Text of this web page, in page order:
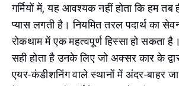
गर्मियों में, यह आवश्यक नहीं होता कि हम तब
प्यास लगती है। नियमित तरल पदार्थ का
रोकथाम में एक महत्वपूर्ण हिस्सा हो सकता
सही होता है उनके लिए जो अक्सर कार के
एयर-कंडीशनिंग वाले स्थानों में अंदर-बाहर